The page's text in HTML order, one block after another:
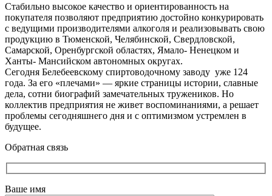
Стабильно высокое качество и ориентированность на
покупателя позволяют предприятию достойно конкурировать
с ведущими производителями алкоголя и реализовывать свою
продукцию в Тюменской, Челябинской, Свердловской,
Самарской, Оренбургской областях, Ямало- Ненецком и
Ханты- Мансийском автономных округах.
Сегодня Белебеевскому спиртоводочному заводу уже 124
года. За его «плечами» — яркие страницы истории, славные
дела, сотни биографий замечательных тружеников. Но
коллектив предприятия не живет воспоминаниями, а решает
проблемы сегодняшнего дня и с оптимизмом устремлен в
будущее.
Обратная связь
Ваше имя